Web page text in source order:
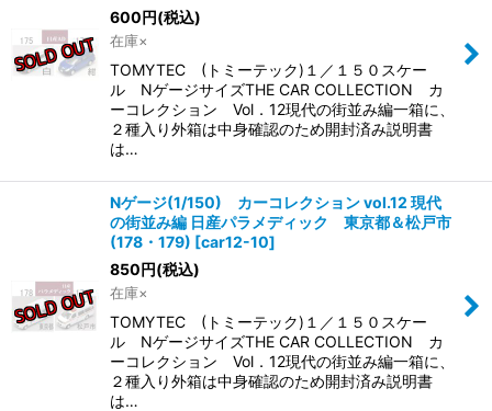
600円(税込)
在庫×
TOMYTEC (トミーテック)１／１５０スケー
ル NゲージサイズTHE CAR COLLECTION カ
ーコレクション Vol．12現代の街並み編一箱に、
２種入り外箱は中身確認のため開封済み説明書
は…
Nゲージ(1/150) カーコレクション vol.12 現代
の街並み編 日産パラメディック 東京都＆松戸市
(178・179) [car12-10]
850円(税込)
在庫×
TOMYTEC (トミーテック)１／１５０スケー
ル NゲージサイズTHE CAR COLLECTION カ
ーコレクション Vol．12現代の街並み編一箱に、
２種入り外箱は中身確認のため開封済み説明書
は…